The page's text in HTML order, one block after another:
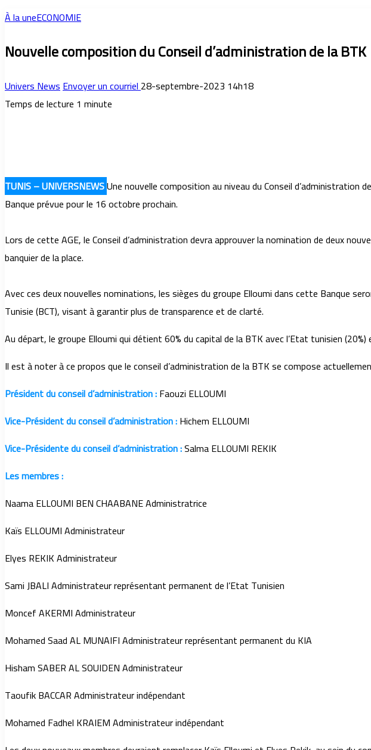
À la uneECONOMIE
Nouvelle composition du Conseil d’administration de la BTK
Univers NewsEnvoyer un courriel28-septembre-2023 14h18
Temps de lecture 1 minute
TUNIS – UNIVERSNEWSUne nouvelle composition au niveau du Conseil d’administration
Banque prévue pour le 16 octobre prochain.
Lors de cette AGE, le Conseil d’administration devra approuver la nomination de deux
banquier de la place.
Avec ces deux nouvelles nominations, les sièges du groupe Elloumi dans cette Banque
Tunisie (BCT), visant à garantir plus de transparence et de clarté.
Au départ, le groupe Elloumi qui détient 60% du capital de la BTK avec l’Etat tunisien
Il est à noter à ce propos que le conseil d’administration de la BTK se compose
Président du conseil d’administration :Faouzi ELLOUMI
Vice-Président du conseil d’administration :Hichem ELLOUMI
Vice-Présidente du conseil d’administration :Salma ELLOUMI REKIK
Les membres :
Naama ELLOUMI BEN CHAABANE Administratrice
Kaïs ELLOUMI Administrateur
Elyes REKIK Administrateur
Sami JBALI Administrateur représentant permanent de ‎l’Etat Tunisien
Moncef AKERMI Administrateur
Mohamed Saad AL MUNAIFI Administrateur représentant ‎permanent du KIA
Hisham SABER AL SOUIDEN Administrateur
Taoufik BACCAR Administrateur indépendant
Mohamed Fadhel KRAIEM Administrateur indépendant